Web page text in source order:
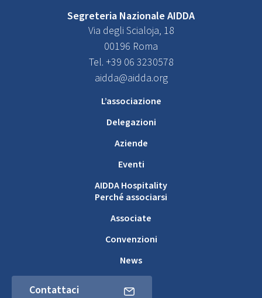
Segreteria Nazionale AIDDA
Via degli Scialoja, 18
00196 Roma
Tel. +39 06 3230578
aidda@aidda.org
L’associazione
Delegazioni
Aziende
Eventi
AIDDA Hospitality
Perché associarsi
Associate
Convenzioni
News
Contattaci